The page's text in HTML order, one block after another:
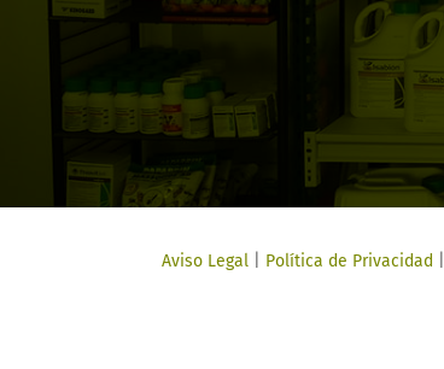
Aviso Legal Política de Privacidad